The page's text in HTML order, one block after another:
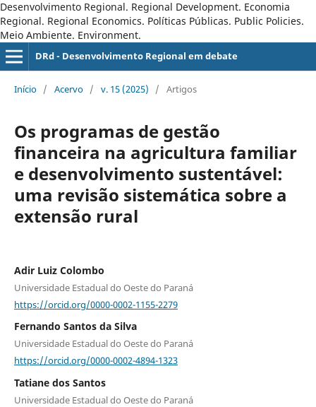
Desenvolvimento Regional. Regional Development. Economia
Regional. Regional Economics. Políticas Públicas. Public Policies.
Meio Ambiente. Environment.
DRd - Desenvolvimento Regional em debate
Início / Acervo / v. 15 (2025) / Artigos
Os programas de gestão
financeira na agricultura familiar
e desenvolvimento sustentável:
uma revisão sistemática sobre a
extensão rural
Adir Luiz Colombo
Universidade Estadual do Oeste do Paraná
https://orcid.org/0000-0002-1155-2279
Fernando Santos da Silva
Universidade Estadual do Oeste do Paraná
https://orcid.org/0000-0002-4894-1323
Tatiane dos Santos
Universidade Estadual do Oeste do Paraná